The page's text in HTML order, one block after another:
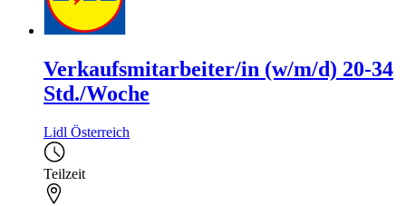
Verkaufsmitarbeiter/in (w/m/d) 20-34
Std./Woche
Lidl Österreich
Teilzeit